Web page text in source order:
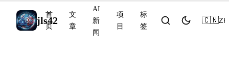
jls42
首
页
文
章
AI
新
闻
项
目
标
签
🇨🇳ZH